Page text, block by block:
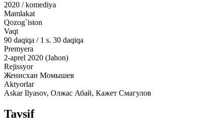
2020 / komediya
Mamlakat
Qozog`iston
Vaqt
90 daqiqa / 1 s. 30 daqiqa
Premyera
2-aprel 2020 (Jahon)
Rejissyor
Женисхан Момышев
Aktyorlar
Askar Ilyasov, Олжас Абай, Кажет Смагулов
Tavsif